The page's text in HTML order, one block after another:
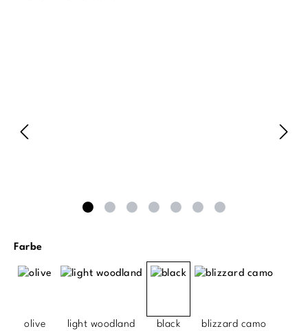
Farbeauswählen
olive light woodland black blizzard camo